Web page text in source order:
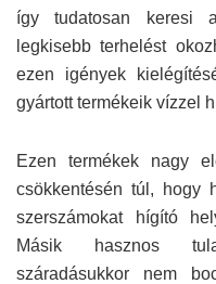
így tudatosan keresi
legkisebb terhelést
ezen igények
gyártott termékeik vízzel
Ezen termékek nagy
csökkentésén túl, hogy
szerszámokat hígító
Másik hasznos
száradásukkor nem